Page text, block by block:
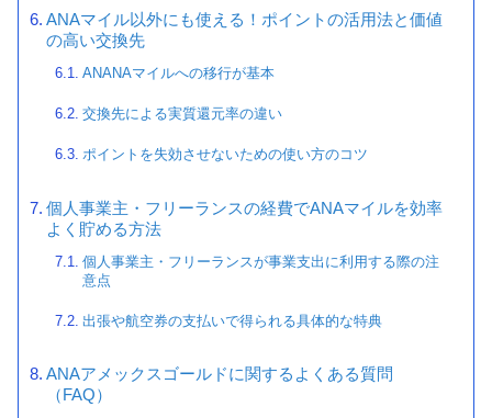
ANAマイル以外にも使える！ポイントの活用法と価値
の高い交換先
ANANAマイルへの移行が基本
交換先による実質還元率の違い
ポイントを失効させないための使い方のコツ
個人事業主・フリーランスの経費でANAマイルを効率
よく貯める方法
個人事業主・フリーランスが事業支出に利用する際の注
意点
出張や航空券の支払いで得られる具体的な特典
ANAアメックスゴールドに関するよくある質問
（FAQ）